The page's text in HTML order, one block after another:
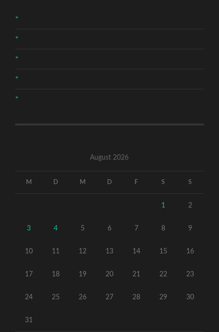
*
*
*
*
*
August 2026
M D M D F S S
1 2
3 4 5 6 7 8 9
10 11 12 13 14 15 16
17 18 19 20 21 22 23
24 25 26 27 28 29 30
31